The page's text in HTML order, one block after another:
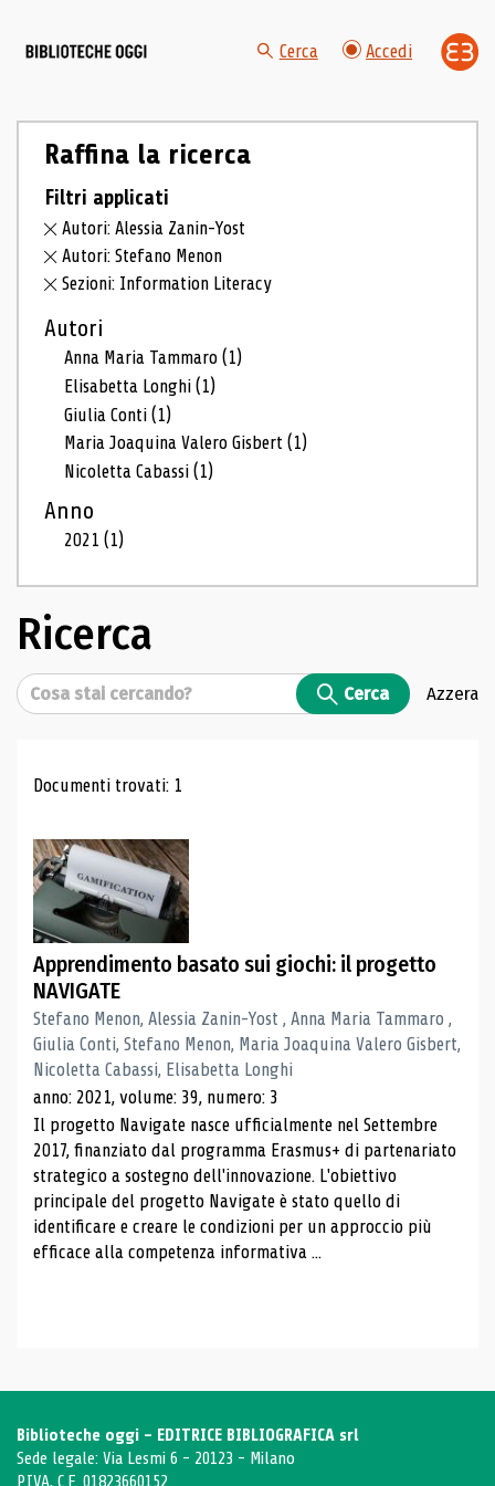
Cerca Accedi
Raffina la ricerca
Filtri applicati
Autori: Alessia Zanin-Yost
Autori: Stefano Menon
Sezioni: Information Literacy
Autori
Anna Maria Tammaro(1)
Elisabetta Longhi(1)
Giulia Conti(1)
Maria Joaquina Valero Gisbert(1)
Nicoletta Cabassi(1)
Anno
2021(1)
Ricerca
Cerca Cerca Azzera
Risultati di ricerca
Documenti trovati: 1
Apprendimento basato sui giochi: il progetto
NAVIGATE
Stefano Menon, Alessia Zanin-Yost , Anna Maria Tammaro ,
Giulia Conti, Stefano Menon, Maria Joaquina Valero Gisbert,
Nicoletta Cabassi, Elisabetta Longhi
anno: 2021, volume: 39, numero: 3
Il progetto Navigate nasce ufficialmente nel Settembre
2017, finanziato dal programma Erasmus+ di partenariato
strategico a sostegno dell'innovazione. L'obiettivo
principale del progetto Navigate è stato quello di
identificare e creare le condizioni per un approccio più
efficace alla competenza informativa ...
Biblioteche oggi - EDITRICE BIBLIOGRAFICA srl
Sede legale: Via Lesmi 6 - 20123 - Milano
P.IVA, C.F. 01823660152